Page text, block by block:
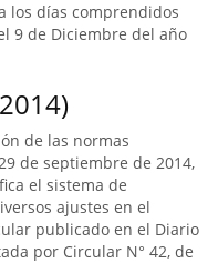
los días comprendidos
9 de Diciembre del año
de las normas
de septiembre de 2014,
el sistema de
ajustes en el
publicado en el Diario
por Circular N° 42, de